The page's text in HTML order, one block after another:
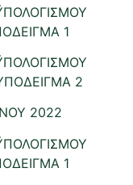
1
2
2022
1